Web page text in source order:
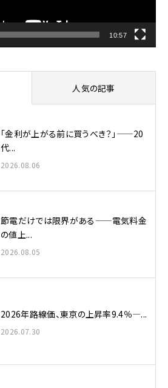
10:57
人気の記事
「金利が上がる前に買うべき？」——20
代...
2026.08.06
節電だけでは限界がある——電気料金
の値上...
2026.08.05
2026年路線価、東京の上昇率9.4％—...
2026.07.30